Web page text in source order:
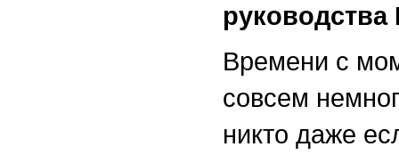
Времени с
совсем
никто даже